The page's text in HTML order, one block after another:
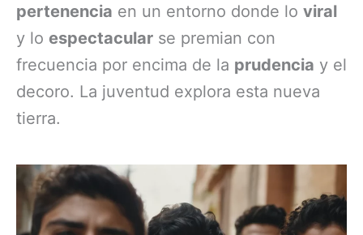
pertenencia en un entorno donde lo viral
y lo espectacular se premian con
frecuencia por encima de la prudencia y el
decoro. La juventud explora esta nueva
tierra.